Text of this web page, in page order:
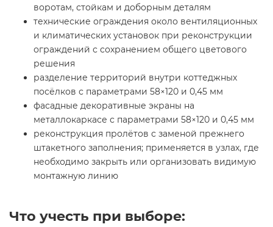
воротам, стойкам и доборным деталям
технические ограждения около вентиляционных
и климатических установок при реконструкции
ограждений с сохранением общего цветового
решения
разделение территорий внутри коттеджных
посёлков с параметрами 58×120 и 0,45 мм
фасадные декоративные экраны на
металлокаркасе с параметрами 58×120 и 0,45 мм
реконструкция пролётов с заменой прежнего
штакетного заполнения; применяется в узлах, где
необходимо закрыть или организовать видимую
монтажную линию
Что учесть при выборе: